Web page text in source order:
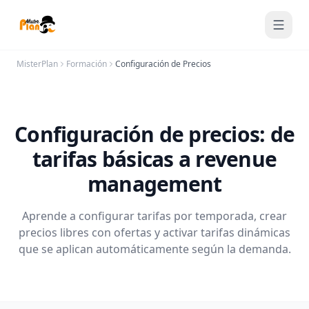
MisterPlan Formación Configuración de Precios
Configuración de precios: de
tarifas básicas a revenue
management
Aprende a configurar tarifas por temporada, crear
precios libres con ofertas y activar tarifas dinámicas
que se aplican automáticamente según la demanda.